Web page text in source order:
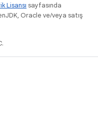
Lisansı sayfasında
Oracle ve/veya satış